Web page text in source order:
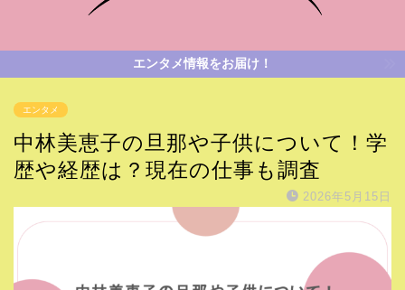
エンタメ情報をお届け！
エンタメ
中林美恵子の旦那や子供について！学
歴や経歴は？現在の仕事も調査
2026年5月15日